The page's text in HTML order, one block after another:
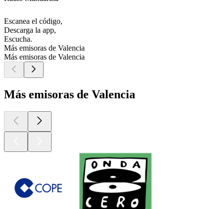
Escanea el código,
Descarga la app,
Escucha.
Más emisoras de Valencia
Más emisoras de Valencia
Más emisoras de Valencia